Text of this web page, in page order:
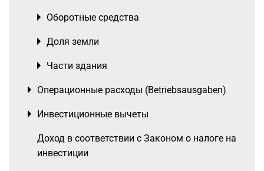
Оборотные средства
Toggle menu
Доля земли
Toggle menu
Части здания
Toggle menu
Операционные расходы (Betriebsausgaben)
Toggle menu
Инвестиционные вычеты
Toggle menu
Доход в соответствии с Законом о налоге на
инвестиции